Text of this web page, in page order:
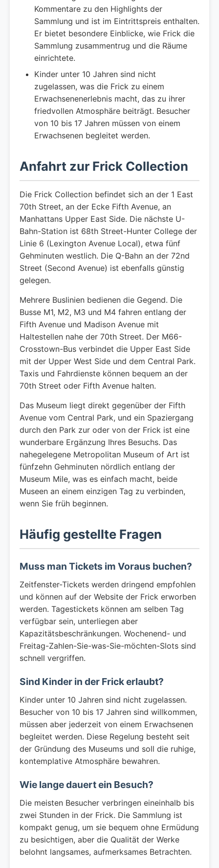
Kommentare zu den Highlights der
Sammlung und ist im Eintrittspreis enthalten.
Er bietet besondere Einblicke, wie Frick die
Sammlung zusammentrug und die Räume
einrichtete.
Kinder unter 10 Jahren sind nicht
zugelassen, was die Frick zu einem
Erwachsenenerlebnis macht, das zu ihrer
friedvollen Atmosphäre beiträgt. Besucher
von 10 bis 17 Jahren müssen von einem
Erwachsenen begleitet werden.
Anfahrt zur Frick Collection
Die Frick Collection befindet sich an der 1 East
70th Street, an der Ecke Fifth Avenue, an
Manhattans Upper East Side. Die nächste U-
Bahn-Station ist 68th Street-Hunter College der
Linie 6 (Lexington Avenue Local), etwa fünf
Gehminuten westlich. Die Q-Bahn an der 72nd
Street (Second Avenue) ist ebenfalls günstig
gelegen.
Mehrere Buslinien bedienen die Gegend. Die
Busse M1, M2, M3 und M4 fahren entlang der
Fifth Avenue und Madison Avenue mit
Haltestellen nahe der 70th Street. Der M66-
Crosstown-Bus verbindet die Upper East Side
mit der Upper West Side und dem Central Park.
Taxis und Fahrdienste können bequem an der
70th Street oder Fifth Avenue halten.
Das Museum liegt direkt gegenüber der Fifth
Avenue vom Central Park, und ein Spaziergang
durch den Park zur oder von der Frick ist eine
wunderbare Ergänzung Ihres Besuchs. Das
nahegelegene Metropolitan Museum of Art ist
fünfzehn Gehminuten nördlich entlang der
Museum Mile, was es einfach macht, beide
Museen an einem einzigen Tag zu verbinden,
wenn Sie früh beginnen.
Häufig gestellte Fragen
Muss man Tickets im Voraus buchen?
Zeitfenster-Tickets werden dringend empfohlen
und können auf der Website der Frick erworben
werden. Tagestickets können am selben Tag
verfügbar sein, unterliegen aber
Kapazitätsbeschränkungen. Wochenend- und
Freitag-Zahlen-Sie-was-Sie-möchten-Slots sind
schnell vergriffen.
Sind Kinder in der Frick erlaubt?
Kinder unter 10 Jahren sind nicht zugelassen.
Besucher von 10 bis 17 Jahren sind willkommen,
müssen aber jederzeit von einem Erwachsenen
begleitet werden. Diese Regelung besteht seit
der Gründung des Museums und soll die ruhige,
kontemplative Atmosphäre bewahren.
Wie lange dauert ein Besuch?
Die meisten Besucher verbringen eineinhalb bis
zwei Stunden in der Frick. Die Sammlung ist
kompakt genug, um sie bequem ohne Ermüdung
zu besichtigen, aber die Qualität der Werke
belohnt langsames, aufmerksames Betrachten.